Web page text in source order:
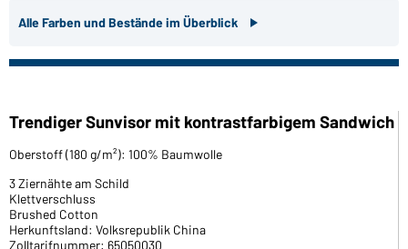
Alle Farben und Bestände im Überblick
Trendiger Sunvisor mit kontrastfarbigem Sandwich
Oberstoff (180 g/m²): 100% Baumwolle
3 Ziernähte am Schild
Klettverschluss
Brushed Cotton
Herkunftsland: Volksrepublik China
Zolltarifnummer: 65050030